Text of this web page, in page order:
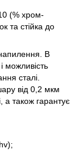
(% хром-
та стійка до
В
можливість
сталі.
від 0,2 мкм
а також гарантує